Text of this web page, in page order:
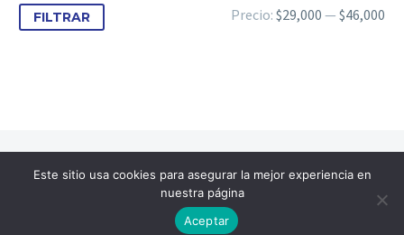
Precio
mínimo
Precio
máximo
FILTRAR Precio: $29,000 — $46,000
Este sitio usa cookies para asegurar la mejor experiencia en
nuestra página
Aceptar